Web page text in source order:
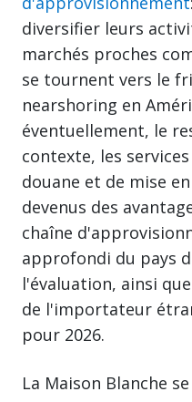
diversifier leurs
marchés proches
se tournent vers le
nearshoring en
éventuellement, le
contexte, les
douane et de mise
devenus des
chaîne
approfondi du pays
l'évaluation, ainsi
de l'importateur
pour 2026.
La Maison Blanche